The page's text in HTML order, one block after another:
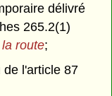
délivré
265.2(1)
route;
de l'article 87